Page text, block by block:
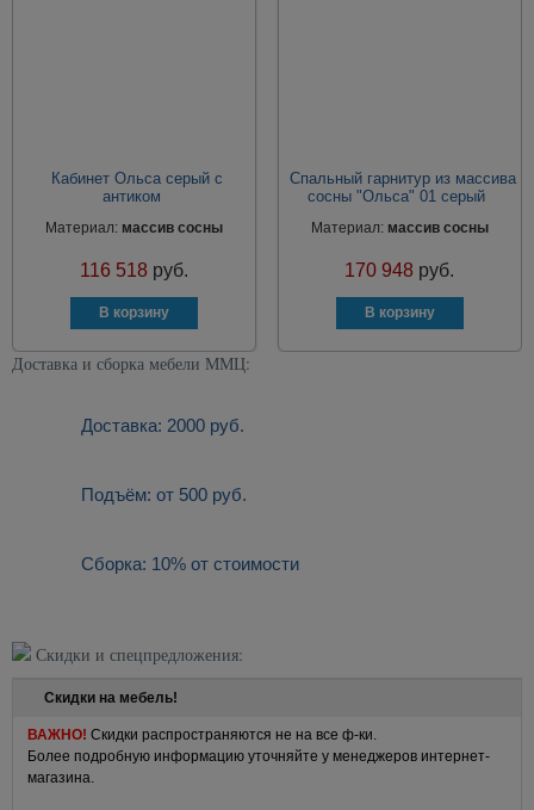
Кабинет Ольса серый с
антиком
Материал: массив сосны
116 518 руб.
Спальный гарнитур из массива
сосны "Ольса" 01 серый
Материал: массив сосны
170 948 руб.
Доставка и сборка мебели ММЦ:
Доставка: 2000 руб.
Подъём: от 500 руб.
Сборка: 10% от стоимости
Скидки и спецпредложения:
Скидки на мебель!
ВАЖНО! Скидки распространяются не на все ф-ки.
Более подробную информацию уточняйте у менеджеров интернет-
магазина.